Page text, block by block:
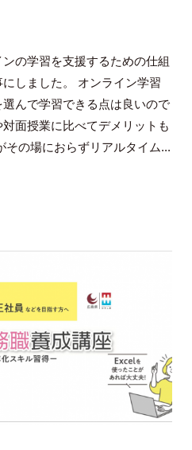
の学習を支援するための仕組
しました。 オンライン学習
んで学習できる点は良いので
面授業に比べてデメリットも
その場におらずリアルタイム...